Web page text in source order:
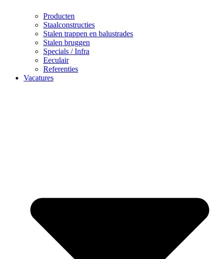
Producten
Staalconstructies
Stalen trappen en balustrades
Stalen bruggen
Specials / Infra
Eeculair
Referenties
Vacatures